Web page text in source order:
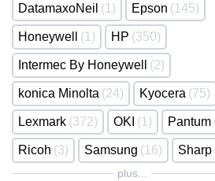
DatamaxoNeil 1 Epson 145
Honeywell 1 HP 350
Intermec By Honeywell 2
konica Minolta 24 Kyocera 75
Lexmark 372 OKI 1 Pantum
Ricoh 3 Samsung 16 Sharp
plus...